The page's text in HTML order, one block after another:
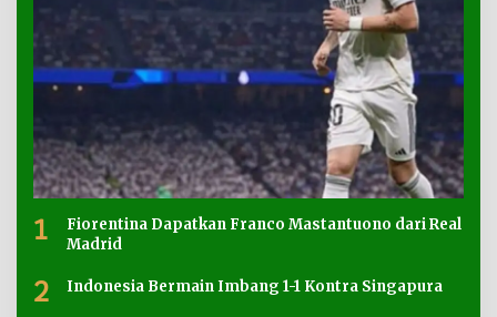
1
Fiorentina Dapatkan Franco Mastantuono dari Real
Madrid
2 Indonesia Bermain Imbang 1-1 Kontra Singapura